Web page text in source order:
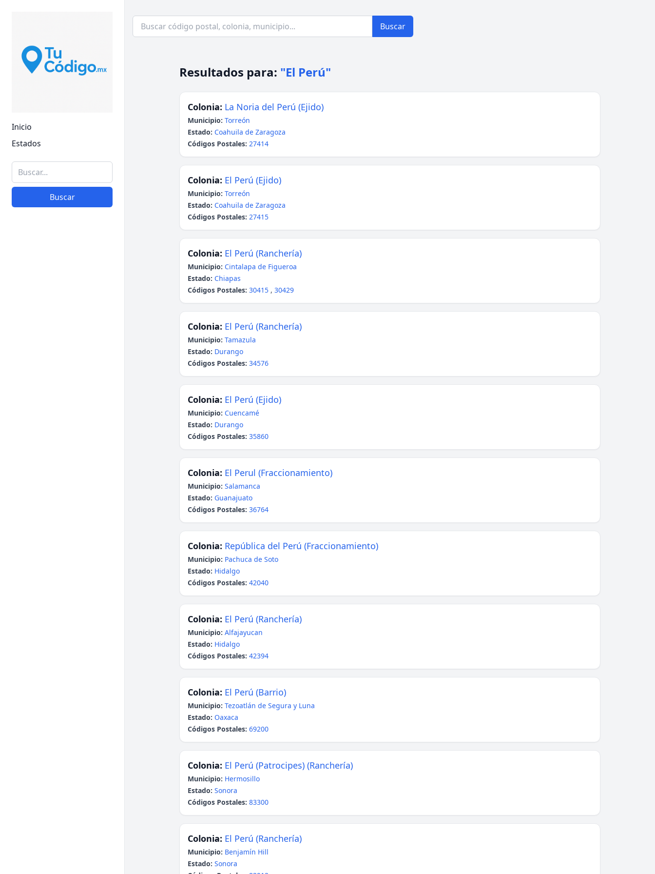
Inicio
Estados
Buscar
Buscar
Resultados para: "El Perú"
Colonia: La Noria del Perú (Ejido)
Municipio: Torreón
Estado: Coahuila de Zaragoza
Códigos Postales: 27414
Colonia: El Perú (Ejido)
Municipio: Torreón
Estado: Coahuila de Zaragoza
Códigos Postales: 27415
Colonia: El Perú (Ranchería)
Municipio: Cintalapa de Figueroa
Estado: Chiapas
Códigos Postales: 30415 , 30429
Colonia: El Perú (Ranchería)
Municipio: Tamazula
Estado: Durango
Códigos Postales: 34576
Colonia: El Perú (Ejido)
Municipio: Cuencamé
Estado: Durango
Códigos Postales: 35860
Colonia: El Perul (Fraccionamiento)
Municipio: Salamanca
Estado: Guanajuato
Códigos Postales: 36764
Colonia: República del Perú (Fraccionamiento)
Municipio: Pachuca de Soto
Estado: Hidalgo
Códigos Postales: 42040
Colonia: El Perú (Ranchería)
Municipio: Alfajayucan
Estado: Hidalgo
Códigos Postales: 42394
Colonia: El Perú (Barrio)
Municipio: Tezoatlán de Segura y Luna
Estado: Oaxaca
Códigos Postales: 69200
Colonia: El Perú (Patrocipes) (Ranchería)
Municipio: Hermosillo
Estado: Sonora
Códigos Postales: 83300
Colonia: El Perú (Ranchería)
Municipio: Benjamín Hill
Estado: Sonora